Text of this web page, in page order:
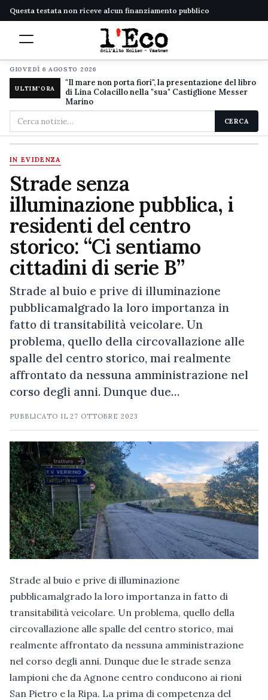
Questa testata non riceve alcun finanziamento pubblico
GIOVEDÌ 6 AGOSTO 2026
ULTIM'ORA
"Il mare non porta fiori", la presentazione del libro
di Lina Colacillo nella "sua" Castiglione Messer
Marino
Cerca
nel
sito
CERCA
IN EVIDENZA
Strade senza
illuminazione pubblica, i
residenti del centro
storico: “Ci sentiamo
cittadini di serie B”
Strade al buio e prive di illuminazione
pubblicamalgrado la loro importanza in
fatto di transitabilità veicolare. Un
problema, quello della circovallazione alle
spalle del centro storico, mai realmente
affrontato da nessuna amministrazione nel
corso degli anni. Dunque due…
PUBBLICATO IL27 OTTOBRE 2023
Strade al buio e prive di illuminazione
pubblicamalgrado la loro importanza in fatto di
transitabilità veicolare. Un problema, quello della
circovallazione alle spalle del centro storico, mai
realmente affrontato da nessuna amministrazione
nel corso degli anni. Dunque due le strade senza
lampioni che da Agnone centro conducono ai rioni
San Pietro e la Ripa. La prima di competenza del